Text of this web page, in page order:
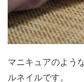
マニキュアのよう
ルネイルです。